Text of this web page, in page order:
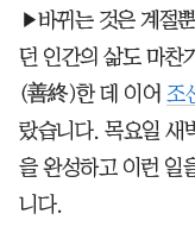
▶바뀌는 것은 계절
던 인간의 삶도 마찬
(善終)한 데 이어 조
랐습니다. 목요일 새
을 완성하고 이런 일
니다.